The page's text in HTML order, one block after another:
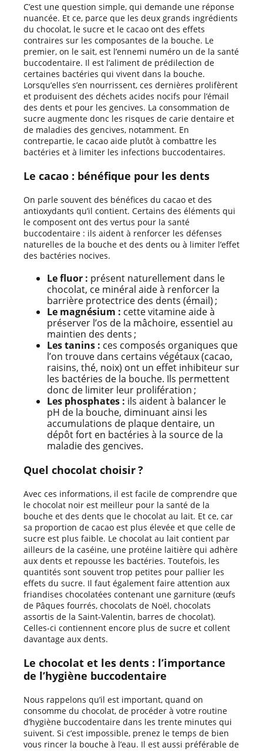
C’est une question simple, qui demande une réponse
nuancée. Et ce, parce que les deux grands ingrédients
du chocolat, le sucre et le cacao ont des effets
contraires sur les composantes de la bouche. Le
premier, on le sait, est l’ennemi numéro un de la santé
buccodentaire. Il est l’aliment de prédilection de
certaines bactéries qui vivent dans la bouche.
Lorsqu’elles s’en nourrissent, ces dernières prolifèrent
et produisent des déchets acides nocifs pour l’émail
des dents et pour les gencives. La consommation de
sucre augmente donc les risques de carie dentaire et
de maladies des gencives, notamment. En
contrepartie, le cacao aide plutôt à combattre les
bactéries et à limiter les infections buccodentaires.
Le cacao : bénéfique pour les dents
On parle souvent des bénéfices du cacao et des
antioxydants qu’il contient. Certains des éléments qui
le composent ont des vertus pour la santé
buccodentaire : ils aident à renforcer les défenses
naturelles de la bouche et des dents ou à limiter l’effet
des bactéries nocives.
Le fluor : présent naturellement dans le
chocolat, ce minéral aide à renforcer la
barrière protectrice des dents (émail) ;
Le magnésium : cette vitamine aide à
préserver l’os de la mâchoire, essentiel au
maintien des dents ;
Les tanins : ces composés organiques que
l’on trouve dans certains végétaux (cacao,
raisins, thé, noix) ont un effet inhibiteur sur
les bactéries de la bouche. Ils permettent
donc de limiter leur prolifération ;
Les phosphates : ils aident à balancer le
pH de la bouche, diminuant ainsi les
accumulations de plaque dentaire, un
dépôt fort en bactéries à la source de la
maladie des gencives.
Quel chocolat choisir ?
Avec ces informations, il est facile de comprendre que
le chocolat noir est meilleur pour la santé de la
bouche et des dents que le chocolat au lait. Et ce, car
sa proportion de cacao est plus élevée et que celle de
sucre est plus faible. Le chocolat au lait contient par
ailleurs de la caséine, une protéine laitière qui adhère
aux dents et repousse les bactéries. Toutefois, les
quantités sont souvent trop petites pour pallier les
effets du sucre. Il faut également faire attention aux
friandises chocolatées contenant une garniture (œufs
de Pâques fourrés, chocolats de Noël, chocolats
assortis de la Saint-Valentin, barres de chocolat).
Celles-ci contiennent encore plus de sucre et collent
davantage aux dents.
Le chocolat et les dents : l’importance
de l’hygiène buccodentaire
Nous rappelons qu’il est important, quand on
consomme du chocolat, de procéder à votre routine
d’hygiène buccodentaire dans les trente minutes qui
suivent. Si c’est impossible, prenez le temps de bien
vous rincer la bouche à l’eau. Il est aussi préférable de